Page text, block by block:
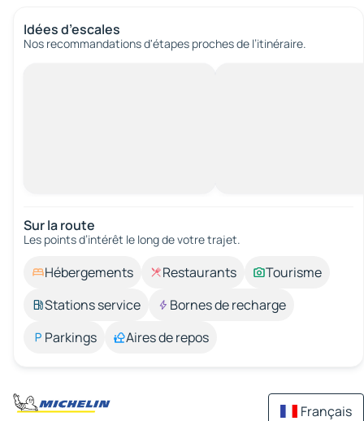
Idées d’escales
Nos recommandations d'étapes proches de l’itinéraire.
Sur la route
Les points d’intérêt le long de votre trajet.
Hébergements Restaurants
Tourisme
Stations service
Bornes de recharge
Parkings
Aires de repos
Français